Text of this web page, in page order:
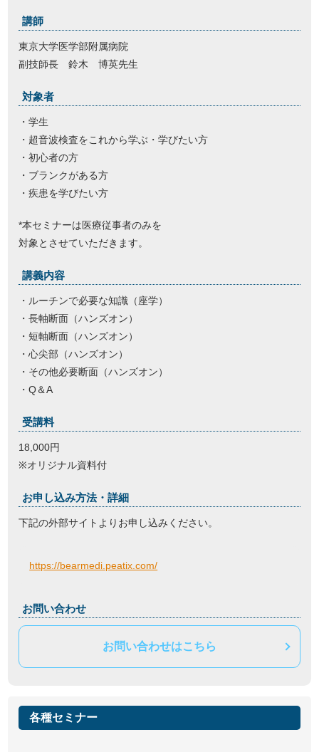
講師
東京大学医学部附属病院
副技師長 鈴木 博英先生
対象者
・学生
・超音波検査をこれから学ぶ・学びたい方
・初心者の方
・ブランクがある方
・疾患を学びたい方
*本セミナーは医療従事者のみを
対象とさせていただきます。
講義内容
・ルーチンで必要な知識（座学）
・長軸断面（ハンズオン）
・短軸断面（ハンズオン）
・心尖部（ハンズオン）
・その他必要断面（ハンズオン）
・Q＆A
受講料
18,000円
※オリジナル資料付
お申し込み方法・詳細
下記の外部サイトよりお申し込みください。
https://bearmedi.peatix.com/
お問い合わせ
お問い合わせはこちら
各種セミナー